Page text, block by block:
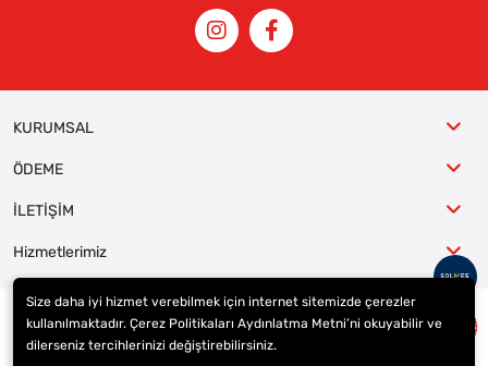
KURUMSAL
ÖDEME
İLETİŞİM
Hizmetlerimiz
© 2023ER-LAS Oto Jant ve Lastik - Yunus ULAŞ
Size daha iyi hizmet verebilmek için internet sitemizde çerezler
kullanılmaktadır. Çerez Politikaları Aydınlatma Metni’ni okuyabilir ve
dilerseniz tercihlerinizi değiştirebilirsiniz.